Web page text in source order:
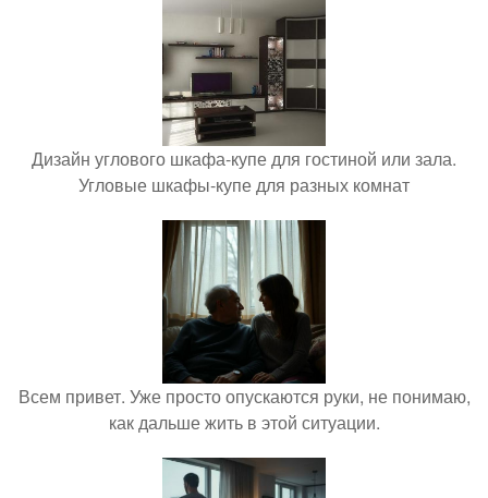
Дизайн углового шкафа-купе для гостиной или зала.
Угловые шкафы-купе для разных комнат
Всем привет. Уже просто опускаются руки, не понимаю,
как дальше жить в этой ситуации.